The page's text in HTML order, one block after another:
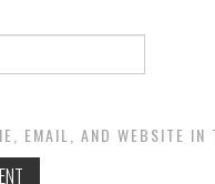
EMAIL, AND WEBSITE